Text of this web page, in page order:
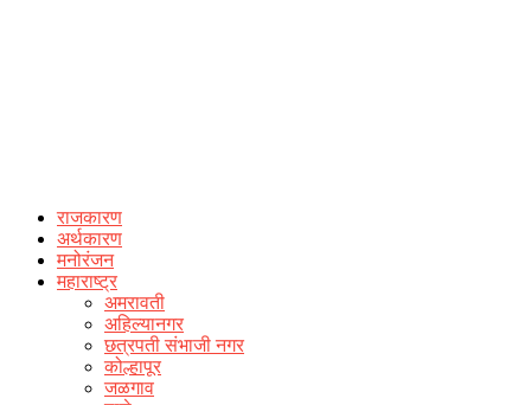
राजकारण
अर्थकारण
मनोरंजन
महाराष्ट्र
अमरावती
अहिल्यानगर
छत्रपती संभाजी नगर
कोल्हापूर
जळगाव